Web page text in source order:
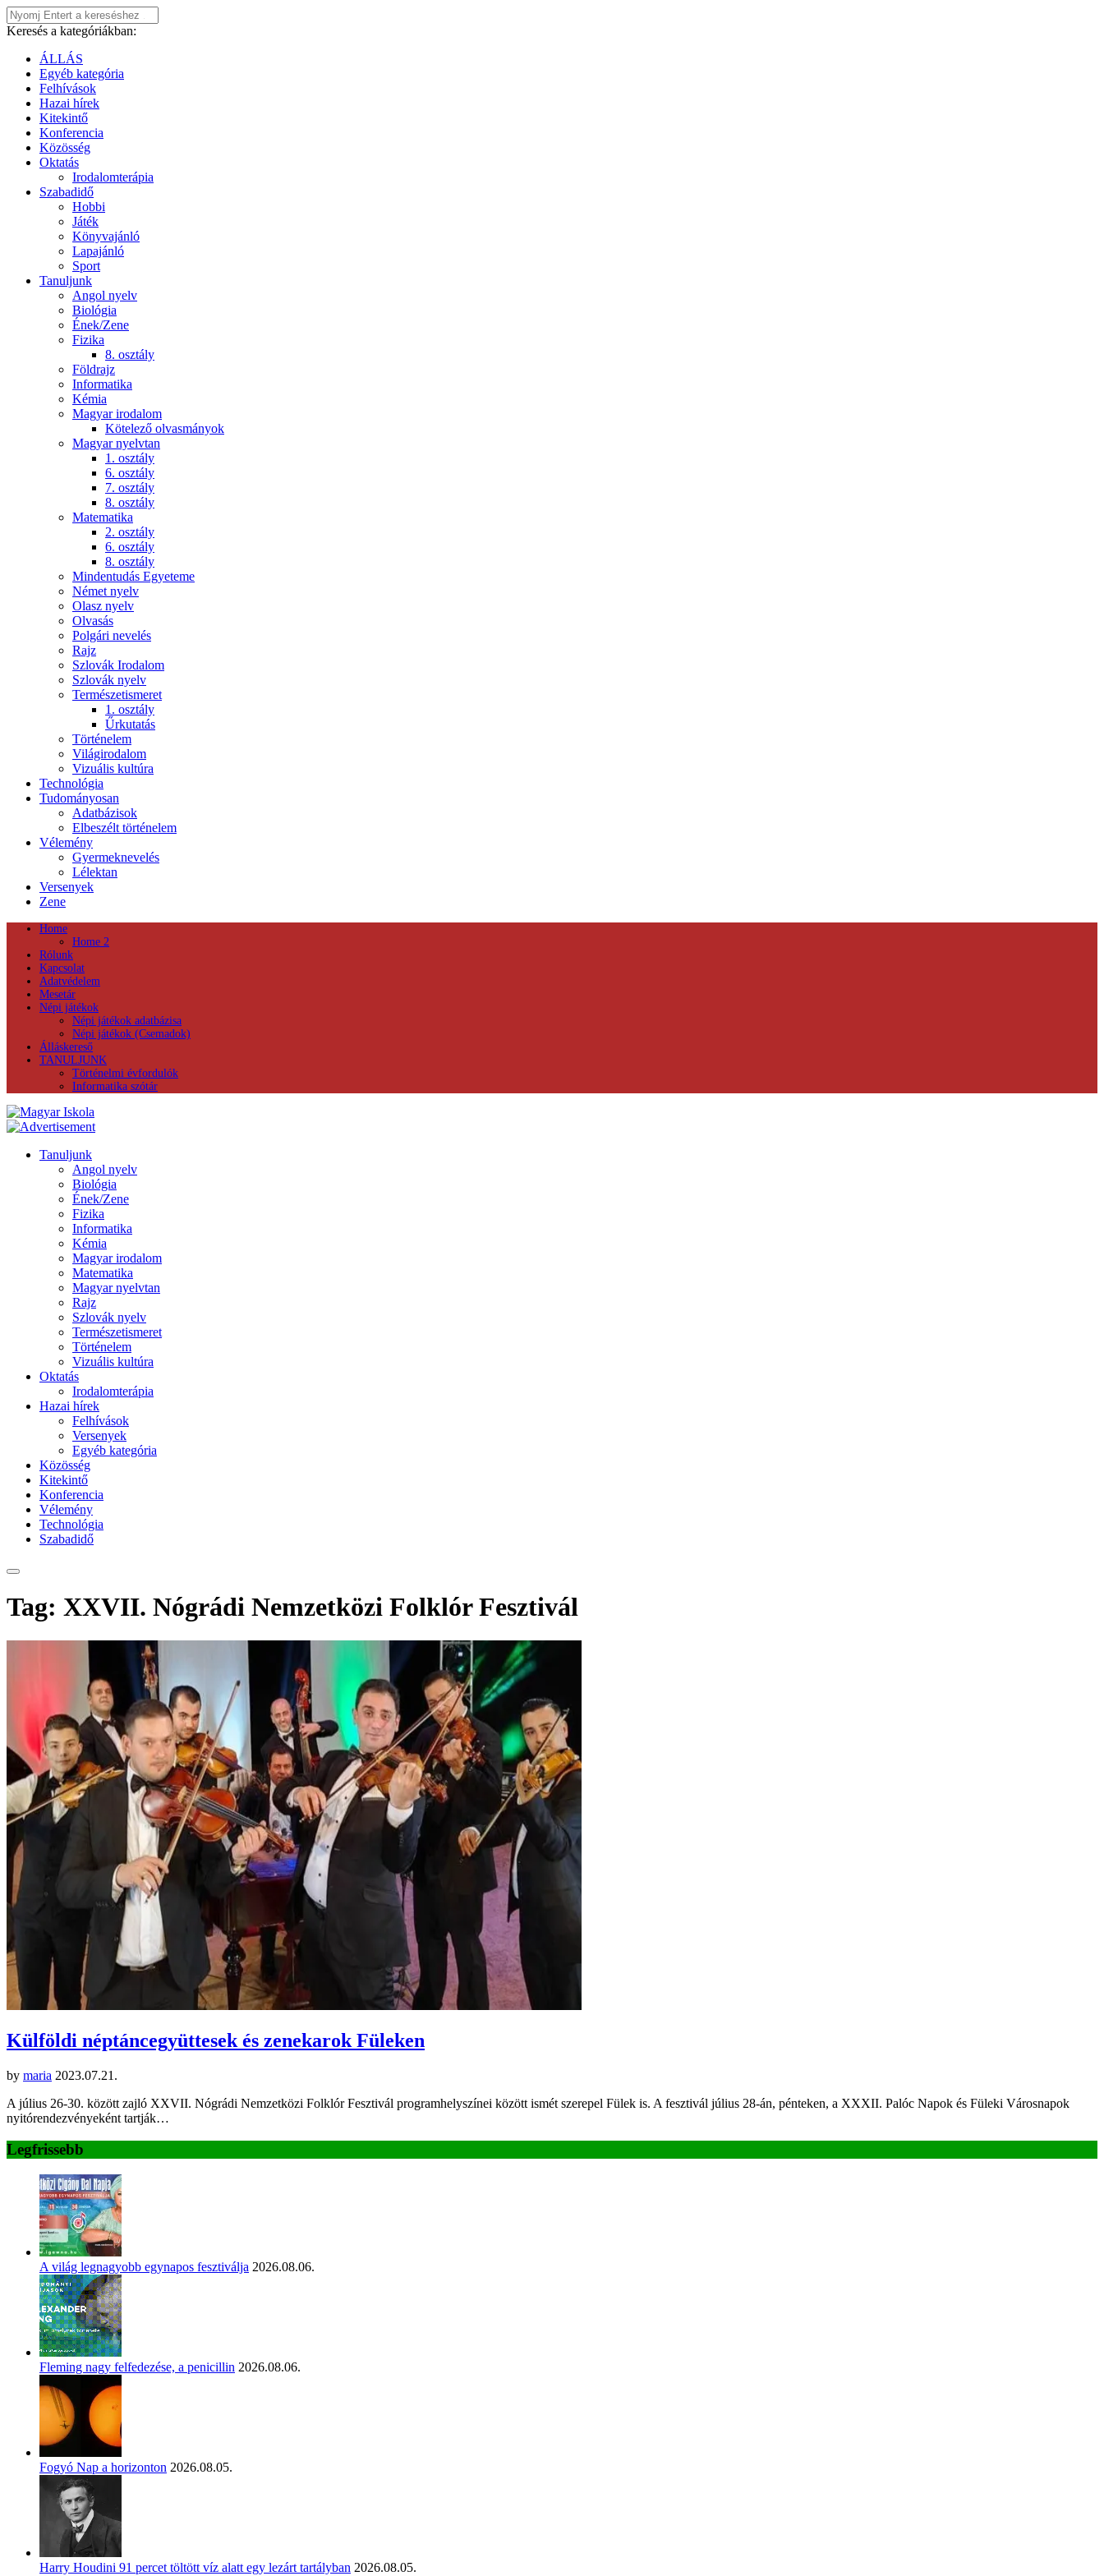
Keresés a kategóriákban:
ÁLLÁS
Egyéb kategória
Felhívások
Hazai hírek
Kitekintő
Konferencia
Közösség
Oktatás
Irodalomterápia
Szabadidő
Hobbi
Játék
Könyvajánló
Lapajánló
Sport
Tanuljunk
Angol nyelv
Biológia
Ének/Zene
Fizika
8. osztály
Földrajz
Informatika
Kémia
Magyar irodalom
Kötelező olvasmányok
Magyar nyelvtan
1. osztály
6. osztály
7. osztály
8. osztály
Matematika
2. osztály
6. osztály
8. osztály
Mindentudás Egyeteme
Német nyelv
Olasz nyelv
Olvasás
Polgári nevelés
Rajz
Szlovák Irodalom
Szlovák nyelv
Természetismeret
1. osztály
Űrkutatás
Történelem
Világirodalom
Vizuális kultúra
Technológia
Tudományosan
Adatbázisok
Elbeszélt történelem
Vélemény
Gyermeknevelés
Lélektan
Versenyek
Zene
Home
Home 2
Rólunk
Kapcsolat
Adatvédelem
Mesetár
Népi játékok
Népi játékok adatbázisa
Népi játékok (Csemadok)
Álláskereső
TANULJUNK
Történelmi évfordulók
Informatika szótár
Tanuljunk
Angol nyelv
Biológia
Ének/Zene
Fizika
Informatika
Kémia
Magyar irodalom
Matematika
Magyar nyelvtan
Rajz
Szlovák nyelv
Természetismeret
Történelem
Vizuális kultúra
Oktatás
Irodalomterápia
Hazai hírek
Felhívások
Versenyek
Egyéb kategória
Közösség
Kitekintő
Konferencia
Vélemény
Technológia
Szabadidő
Tag: XXVII. Nógrádi Nemzetközi Folklór Fesztivál
Külföldi néptáncegyüttesek és zenekarok Füleken
by maria 2023.07.21.
A július 26-30. között zajló XXVII. Nógrádi Nemzetközi Folklór Fesztivál programhelyszínei között ismét szerepel Fülek is. A fesztivál július 28-án, pénteken, a XXXII. Palóc Napok és Füleki Városnapok
nyitórendezvényeként tartják…
Legfrissebb
A világ legnagyobb egynapos fesztiválja 2026.08.06.
Fleming nagy felfedezése, a penicillin 2026.08.06.
Fogyó Nap a horizonton 2026.08.05.
Harry Houdini 91 percet töltött víz alatt egy lezárt tartályban 2026.08.05.